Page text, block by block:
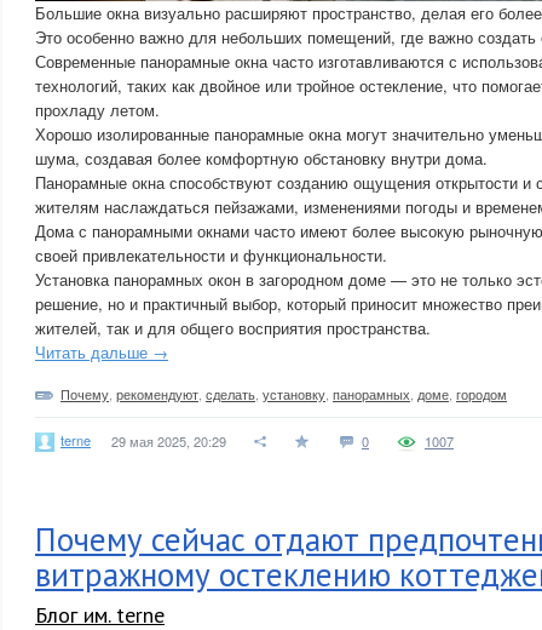
Большие окна визуально расширяют пространство, делая его
Это особенно важно для небольших помещений, где важно
Современные панорамные окна часто изготавливаются с
технологий, таких как двойное или тройное остекление, что
прохладу летом.
Хорошо изолированные панорамные окна могут значительно
шума, создавая более комфортную обстановку внутри дома.
Панорамные окна способствуют созданию ощущения открытости и
жителям наслаждаться пейзажами, изменениями погоды и
Дома с панорамными окнами часто имеют более высокую
своей привлекательности и функциональности.
Установка панорамных окон в загородном доме — это не только
решение, но и практичный выбор, который приносит множество
жителей, так и для общего восприятия пространства.
Читать дальше →
Почему рекомендуют сделать установку панорамных доме городом
terne 29 мая 2025, 20:29 0 1007
Почему сейчас отдают
витражному остеклению
Блог им. terne